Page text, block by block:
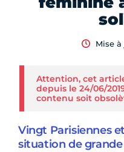
Mise
Attention, cet
depuis le 24/06/
contenu soit
Vingt Parisiennes
situation de